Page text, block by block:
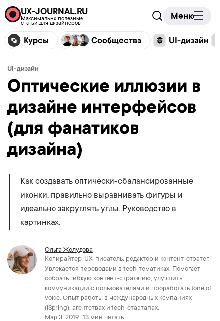
UX-JOURNAL.RU
Максимально полезные
статьи для дизайнеров
Меню
Курсы Сообщества UI-дизайн
UI-дизайн
Оптические иллюзии в
дизайне интерфейсов
(для фанатиков
дизайна)
Как создавать оптически-сбалансированные
иконки, правильно выравнивать фигуры и
идеально закруглять углы. Руководство в
картинках.
Ольга Жолудова
Копирайтер, UX-писатель, редактор и контент-стратег.
Увлекается переводами в tech-тематиках. Помогает
собрать гибкую контент-стратегию, улучшить
коммуникации с пользователями и проработать tone of
voice. Опыт работы в международных компаниях
(iSpring), агентствах и tech-стартапах.
Мар 3, 2019 · 13 мин читать